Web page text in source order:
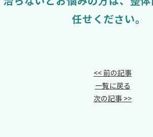
任せください。
<< 前の記事
一覧に戻る
次の記事 >>